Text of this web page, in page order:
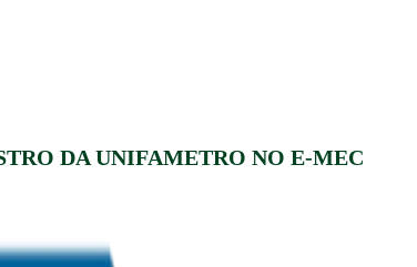
DA UNIFAMETRO NO E-MEC